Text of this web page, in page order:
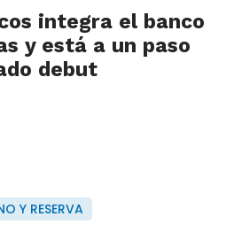
integra el banco
y está a un paso
debut
Y RESERVA